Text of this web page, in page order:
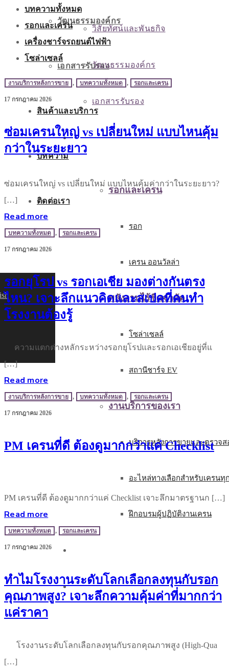
วัฒนธรรมองค์กร
เอกสารรับรอง
สินค้าและบริการ
บทความ
ติดต่อเรา
วิสัยทัศน์และพันธกิจ
วัฒนธรรมองค์กร
เอกสารรับรอง
สินค้าและบริการ
รอกและเครน
รอก
เครน ออนวัลล่า
พลังงานไร้ขีดจำกัด
โซล่าเซลล์
สถานีชาร์จ EV
งานบริการของเรา
บริการหลังการขายและตรวจ
อะไหล่ทางเลือกสำหรับเครน
ฝึกอบรมผู้ปฏิบัติงานเครน
ติดต่อเรา
บทความทั้งหมด
รอกและเครน
เครื่องชาร์จรถยนต์ไฟฟ้า
โซล่าเซลล์
งานบริการหลังการขาย , บทความทั้งหมด , รอกและเครน
17 กรกฎาคม 2026
ซ่อมเครนใหญ่ vs เปลี่ยนใหม่ แบบไหนคุ้ม
กว่าในระยะยาว
ซ่อมเครนใหญ่ vs เปลี่ยนใหม่ แบบไหนคุ้มค่ากว่าในระยะยาว?
[…]
Read more
บทความทั้งหมด , รอกและเครน
17 กรกฎาคม 2026
รอกยุโรป vs รอกเอเชีย มองต่างกันตรง
ไหน? เจาะลึกแนวคิดและสเปคที่คนทำ
โรงงานต้องรู้
ความแตกต่างหลักระหว่างรอกยุโรปและรอกเอเชียอยู่ที่แ
[…]
Read more
งานบริการหลังการขาย , บทความทั้งหมด , รอกและเครน
17 กรกฎาคม 2026
PM เครนที่ดี ต้องดูมากกว่าแค่ Checklist
PM เครนที่ดี ต้องดูมากกว่าแค่ Checklist เจาะลึกมาตรฐานก […]
Read more
บทความทั้งหมด , รอกและเครน
17 กรกฎาคม 2026
ทำไมโรงงานระดับโลกเลือกลงทุนกับรอก
คุณภาพสูง? เจาะลึกความคุ้มค่าที่มากกว่า
แค่ราคา
โรงงานระดับโลกเลือกลงทุนกับรอกคุณภาพสูง (High-Qua
[…]